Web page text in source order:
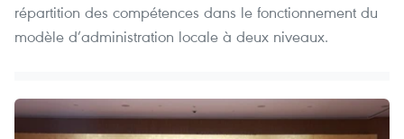
répartition des compétences dans le fonctionnement du
modèle d’administration locale à deux niveaux.